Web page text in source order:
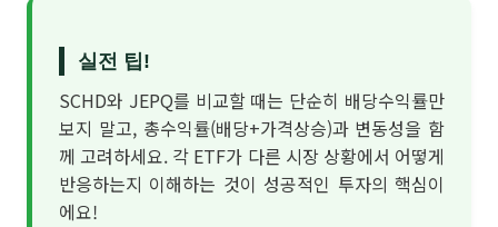
실전 팁!
SCHD와 JEPQ를 비교할 때는 단순히 배당수익률만
보지 말고, 총수익률(배당+가격상승)과 변동성을 함
께 고려하세요. 각 ETF가 다른 시장 상황에서 어떻게
반응하는지 이해하는 것이 성공적인 투자의 핵심이
에요!